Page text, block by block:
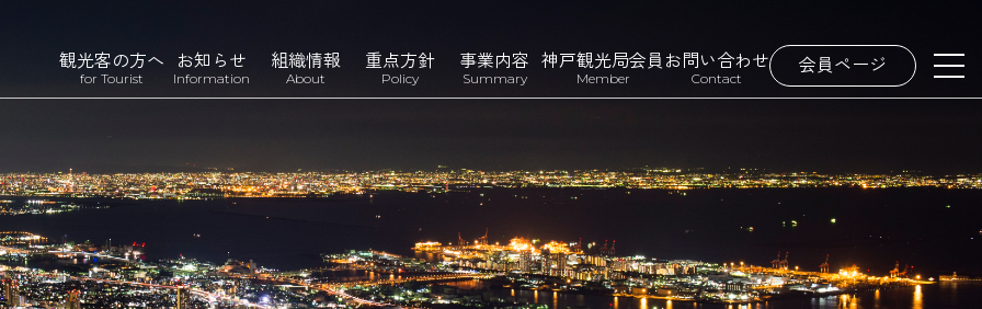
観光客の方へ
for Tourist
お知らせ
Information
組織情報
About
重点方針
Policy
事業内容
Summary
神戸観光局会員
Member
お問い合わせ
Contact
会員ページ